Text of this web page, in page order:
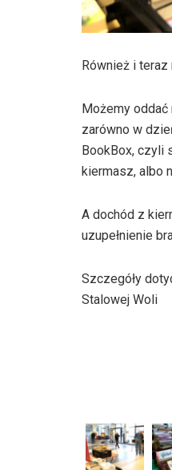
Również i teraz
Możemy oddać
zarówno w
BookBox, czyli
kiermasz, albo
A dochód z
uzupełnienie
Szczegóły
Stalowej Woli